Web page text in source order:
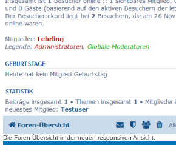
Die Foren-Übersicht in der neuen responsiven Ansicht.